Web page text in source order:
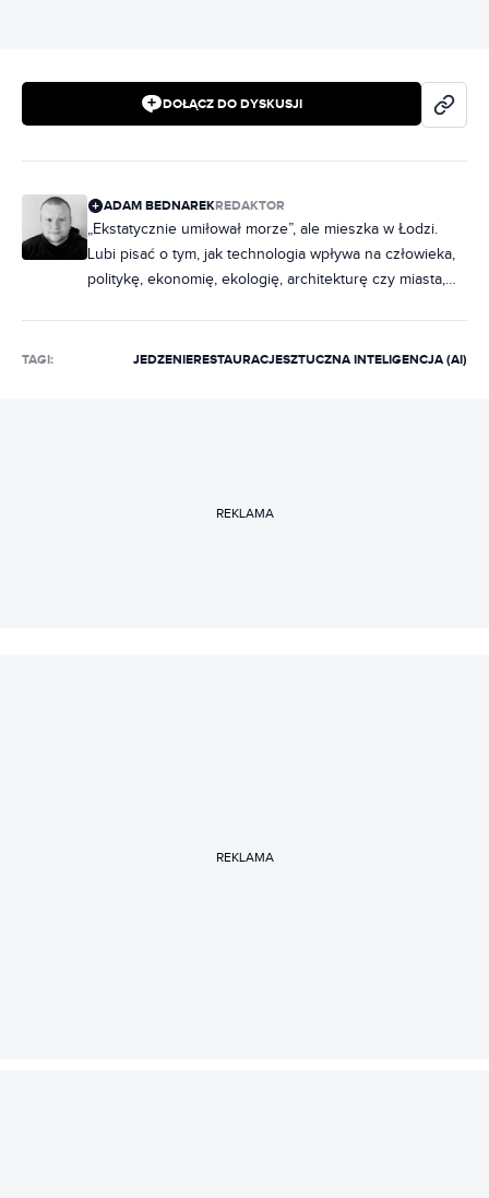
DOŁĄCZ DO DYSKUSJI
ADAM BEDNAREKREDAKTOR
„Ekstatycznie umiłował morze”, ale mieszka w Łodzi.
Lubi pisać o tym, jak technologia wpływa na człowieka,
politykę, ekonomię, ekologię, architekturę czy miasta,
Switch, a zamiast Xboksa i PlayStation woli Stadię i
TAGI: JEDZENIERESTAURACJESZTUCZNA INTELIGENCJA (AI)
REKLAMA
REKLAMA